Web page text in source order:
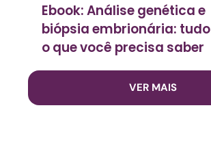
Ebook: Análise genética e
biópsia embrionária: tudo
o que você precisa saber
VER MAIS